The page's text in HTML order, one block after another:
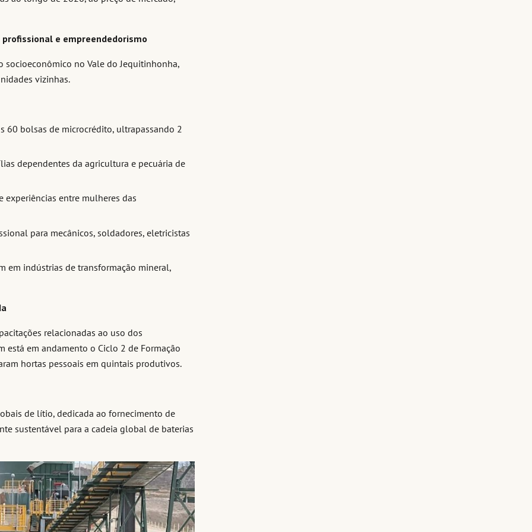
e empreendedorismo
no Vale do Jequitinhonha,
vizinhas.
60 bolsas de microcrédito, ultrapassando 2
dependentes da agricultura e pecuária de
experiências entre mulheres das
para mecânicos, soldadores, eletricistas
em indústrias de transformação mineral,
relacionadas ao uso dos
está em andamento o Ciclo 2 de Formação
hortas pessoais em quintais produtivos.
de lítio, dedicada ao fornecimento de
sustentável para a cadeia global de baterias